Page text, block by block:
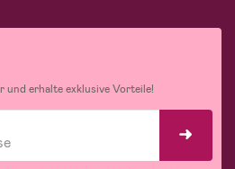
und erhalte exklusive Vorteile!